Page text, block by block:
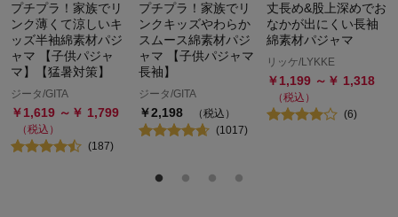
プチプラ！家族でリ
ンク薄くて涼しいキ
ッズ半袖綿素材パジ
ャマ 【子供パジャ
マ】【猛暑対策】
ジータ/GITA
￥1,619 ～￥ 1,799
（税込）
(187)
プチプラ！家族でリ
ンクキッズやわらか
スムース綿素材パジ
ャマ 【子供パジャマ
長袖】
ジータ/GITA
￥2,198
（税込）
(1017)
丈長め&股上深めでお
なかが出にくい長袖
綿素材パジャマ
リッケ/LYKKE
￥1,199 ～￥ 1,318
（税込）
(6)